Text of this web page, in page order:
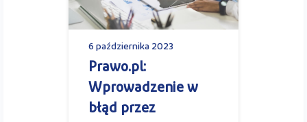
6 października 2023
Prawo.pl:
Wprowadzenie w
błąd przez